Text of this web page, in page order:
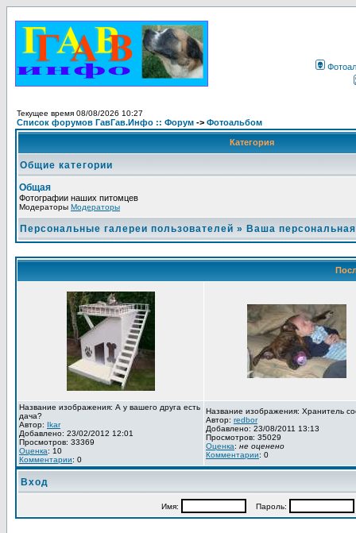
Текущее время 08/08/2026 10:27
Список форумов ГавГав.Инфо :: Форум -> Фотоальбом
Категория
Общие категории
Общая
Фотографии наших питомцев
Модераторы Модераторы
Персональные галереи пользователей » Ваша
Название изображения: А у вашего друга есть
дача?
Автор: Ikar
Добавлено: 23/02/2012 12:01
Просмотров: 33369
Оценка: 10
Комментарии: 0
Название изображения: Хранитель
Автор: redbor
Добавлено: 23/08/2011 13:13
Просмотров: 35029
Оценка: не оценено
Комментарии: 0
Вход
Имя: Пароль: